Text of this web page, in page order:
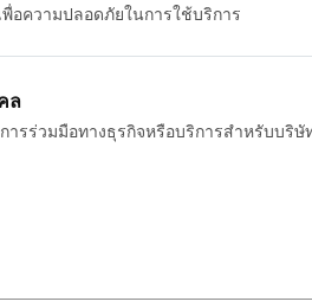
อความปลอดภัยในการใช้บริการ
ล
ารร่วมมือทางธุรกิจหรือบริการสำหรับบริษั